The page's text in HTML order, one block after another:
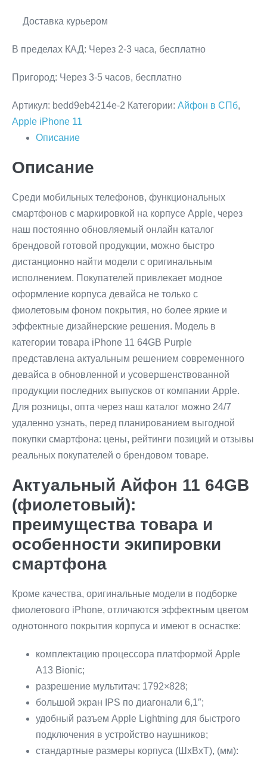
Доставка курьером
В пределах КАД: Через 2-3 часа, бесплатно
Пригород: Через 3-5 часов, бесплатно
Артикул: bedd9eb4214e-2 Категории: Айфон в СПб,
Apple iPhone 11
Описание
Описание
Среди мобильных телефонов, функциональных
смартфонов с маркировкой на корпусе Apple, через
наш постоянно обновляемый онлайн каталог
брендовой готовой продукции, можно быстро
дистанционно найти модели с оригинальным
исполнением. Покупателей привлекает модное
оформление корпуса девайса не только с
фиолетовым фоном покрытия, но более яркие и
эффектные дизайнерские решения. Модель в
категории товара iPhone 11 64GB Purple
представлена актуальным решением современного
девайса в обновленной и усовершенствованной
продукции последних выпусков от компании Apple.
Для розницы, опта через наш каталог можно 24/7
удаленно узнать, перед планированием выгодной
покупки смартфона: цены, рейтинги позиций и отзывы
реальных покупателей о брендовом товаре.
Актуальный Айфон 11 64GB
(фиолетовый):
преимущества товара и
особенности экипировки
смартфона
Кроме качества, оригинальные модели в подборке
фиолетового iPhone, отличаются эффектным цветом
однотонного покрытия корпуса и имеют в оснастке:
комплектацию процессора платформой Apple
A13 Bionic;
разрешение мультитач: 1792×828;
большой экран IPS по диагонали 6,1″;
удобный разъем Apple Lightning для быстрого
подключения в устройство наушников;
стандартные размеры корпуса (ШхВхТ), (мм):